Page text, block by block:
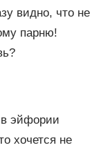
видно, что не
парню!
эйфории
хочется не